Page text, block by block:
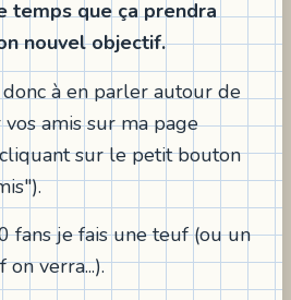
temps que ça prendra
nouvel objectif.
à en parler autour de
amis sur ma page
sur le petit bouton
fans je fais une teuf (ou un
verra...).